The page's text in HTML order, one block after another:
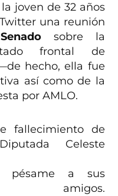
joven de 32 años
una reunión
Senadosobre la
frontal de
hecho, ella fue
así como de la
por AMLO.
fallecimiento de
Celeste
pésame a sus
amigos.